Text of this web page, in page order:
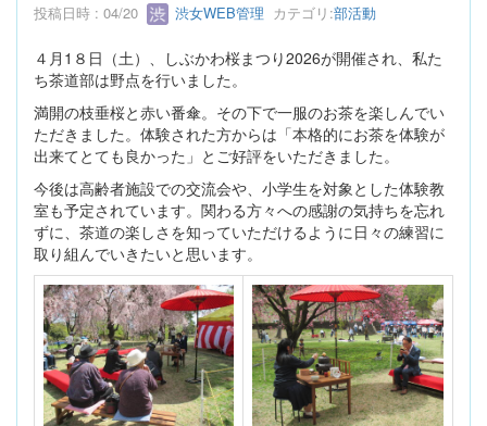
投稿日時 : 04/20 渋女WEB管理 カテゴリ:部活動
４月1８日（土）、しぶかわ桜まつり2026が開催され、私た
ち茶道部は野点を行いました。
満開の枝垂桜と赤い番傘。その下で一服のお茶を楽しんでい
ただきました。体験された方からは「本格的にお茶を体験が
出来てとても良かった」とご好評をいただきました。
今後は高齢者施設での交流会や、小学生を対象とした体験教
室も予定されています。関わる方々への感謝の気持ちを忘れ
ずに、茶道の楽しさを知っていただけるように日々の練習に
取り組んでいきたいと思います。